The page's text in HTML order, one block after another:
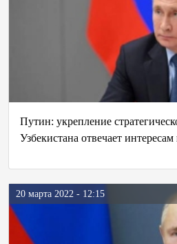
Путин: укрепление
Узбекистана отвечает
20 марта 2022 - 12:15